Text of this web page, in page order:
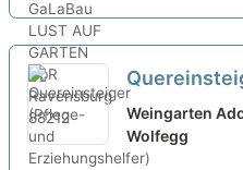
Weingarten
Wolfegg